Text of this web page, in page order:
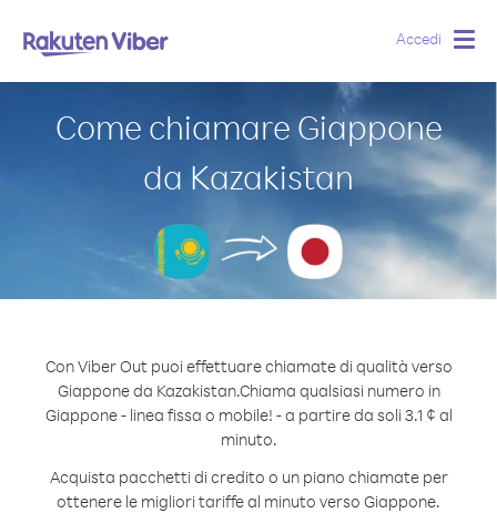
Accedi
Come chiamare Giappone
da Kazakistan
Con Viber Out puoi effettuare chiamate di qualità verso
Giappone da Kazakistan.Chiama qualsiasi numero in
Giappone - linea fissa o mobile! - a partire da soli 3.1 ¢ al
minuto.
Acquista pacchetti di credito o un piano chiamate per
ottenere le migliori tariffe al minuto verso Giappone.